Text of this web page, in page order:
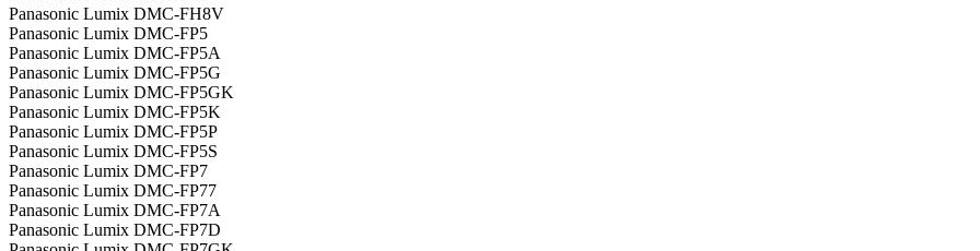
Panasonic Lumix DMC-FH8V
Panasonic Lumix DMC-FP5
Panasonic Lumix DMC-FP5A
Panasonic Lumix DMC-FP5G
Panasonic Lumix DMC-FP5GK
Panasonic Lumix DMC-FP5K
Panasonic Lumix DMC-FP5P
Panasonic Lumix DMC-FP5S
Panasonic Lumix DMC-FP7
Panasonic Lumix DMC-FP77
Panasonic Lumix DMC-FP7A
Panasonic Lumix DMC-FP7D